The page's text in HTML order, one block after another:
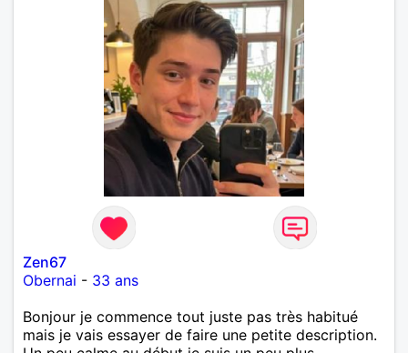
Zen67
Obernai - 33 ans
Bonjour je commence tout juste pas très habitué
mais je vais essayer de faire une petite description.